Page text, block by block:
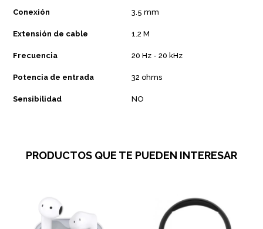
Conexión 3.5 mm
Extensión de cable 1.2 M
Frecuencia 20 Hz - 20 kHz
Potencia de entrada 32 ohms
Sensibilidad NO
PRODUCTOS QUE TE PUEDEN INTERESAR